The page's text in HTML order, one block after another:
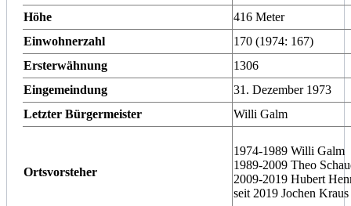
Höhe
416 Meter
Einwohnerzahl
170 (1974: 167)
Ersterwähnung
1306
Eingemeindung
31. Dezember 1973
Letzter Bürgermeister
Willi Galm
Ortsvorsteher
1974-1989 Willi Galm
1989-2009 Theo
2009-2019 Hubert
seit 2019 Jochen Kraus